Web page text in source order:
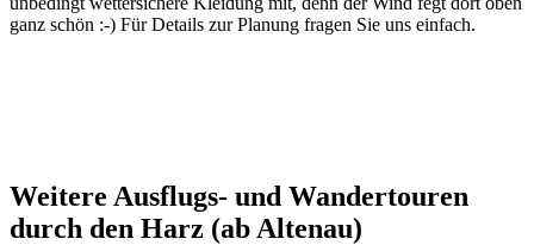
ganz schön :-) Für Details zur Planung fragen Sie uns einfach.
Weitere Ausflugs- und Wandertouren
durch den Harz (ab Altenau)